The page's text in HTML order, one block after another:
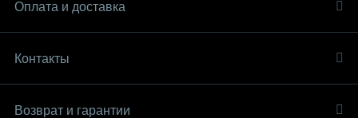
Оплата и доставка
Контакты
Возврат и гарантии